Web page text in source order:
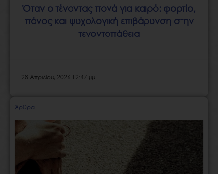
Όταν ο τένοντας πονά για καιρό: φορτίο,
πόνος και ψυχολογική επιβάρυνση στην
τενοντοπάθεια
28 Απριλίου, 2026 12:47 μμ
Άρθρα